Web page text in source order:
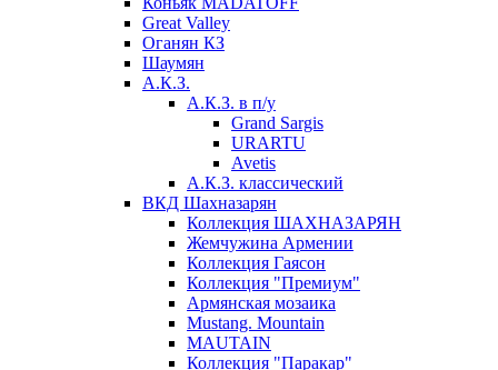
Great Valley
Оганян КЗ
Шаумян
А.К.З.
А.К.З. в п/у
Grand Sargis
URARTU
Avetis
А.К.З. классический
ВКД Шахназарян
Коллекция ШАХНАЗАРЯН
Жемчужина Армении
Коллекция Гаясон
Коллекция "Премиум"
Армянская мозаика
Mustang. Mountain
MAUTAIN
Коллекция "Паракар"